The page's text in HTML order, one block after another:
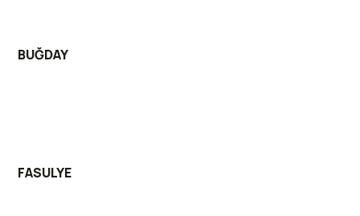
BUĞDAY
FASULYE